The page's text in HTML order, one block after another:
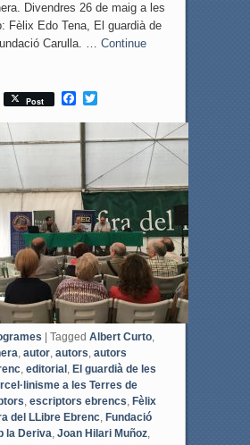
Divendres 26 de maig a les
Fèlix Edo Tena, El guardià de
Carulla. … Continue
Post
F
c
e
b
o
o
k
T
i
t
r
| Tagged Albert Curto,
autor, autors autors
, editorial, El guardià de les
a les Terres de
escriptors ebrencs Fèlix
del LLibre Ebrenc, Fundació
la Deriva Joan Hilari Muñoz,